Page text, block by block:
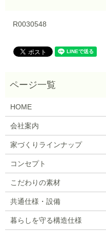
R0030548
HOME
会社案内
家づくりラインナップ
コンセプト
こだわりの素材
共通仕様・設備
暮らしを守る構造仕様